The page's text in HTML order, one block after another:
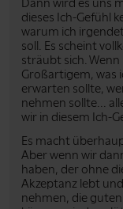
Dann wird es uns
dieses Ich-Gefühl
warum ich
soll. Es scheint
sträubt sich.
Großartigem, was
erwarten sollte,
nehmen sollte...
wir in diesem Ich-
Es macht
Aber wenn wir
haben, der ohne
Akzeptanz lebt
nehmen, die